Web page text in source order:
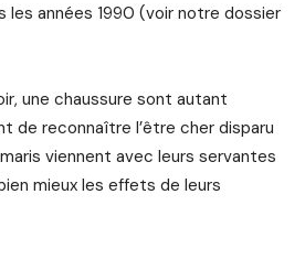
les années 1990 (voir notre dossier
une chaussure sont autant
de reconnaître l’être cher disparu
viennent avec leurs servantes
mieux les effets de leurs